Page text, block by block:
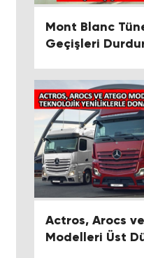
Mont Blanc
Geçişleri
Actros, Arocs
Modelleri Üst